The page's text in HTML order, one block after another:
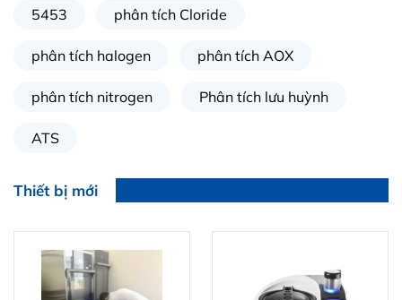
5453 phân tích Cloride
phân tích halogen phân tích AOX
phân tích nitrogen Phân tích lưu huỳnh
ATS
Thiết bị mới